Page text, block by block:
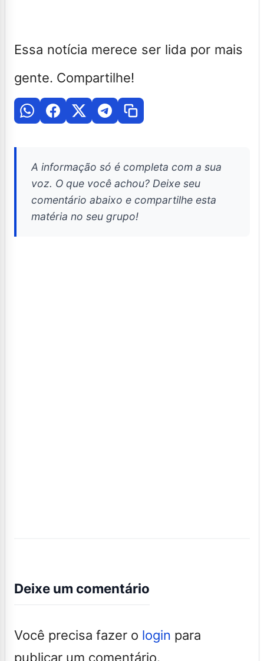
Essa notícia merece ser lida por mais
gente. Compartilhe!
A informação só é completa com a sua
voz. O que você achou? Deixe seu
comentário abaixo e compartilhe esta
matéria no seu grupo!
Deixe um comentário
Você precisa fazer o login para
publicar um comentário.